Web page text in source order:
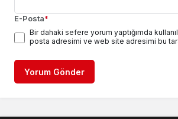
E-Posta*
Bir dahaki sefere yorum yaptığımda
posta adresimi ve web site adresimi bu
Yorum Gönder